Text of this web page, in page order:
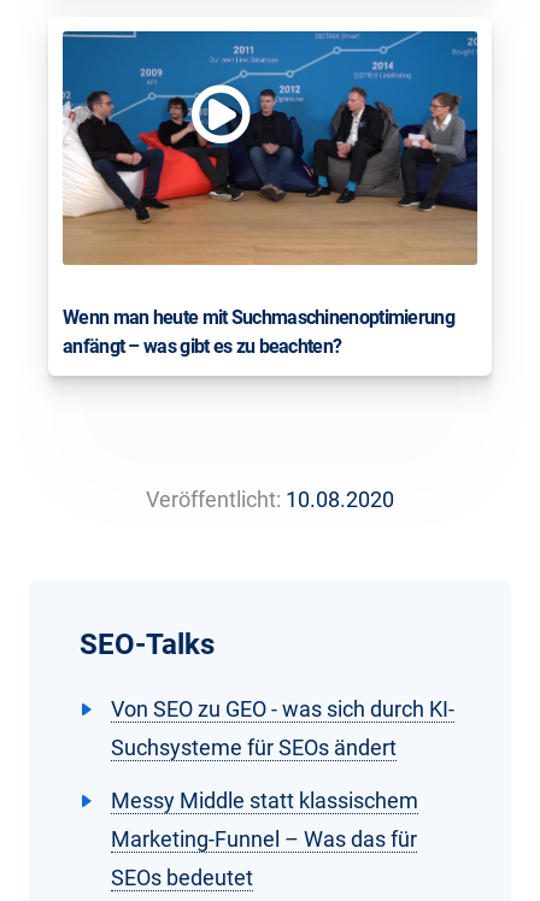
Wenn man heute mit Suchmaschinenoptimierung
anfängt – was gibt es zu beachten?
Veröffentlicht: 10.08.2020
SEO-Talks
Von SEO zu GEO - was sich durch KI-
Suchsysteme für SEOs ändert
Messy Middle statt klassischem
Marketing-Funnel – Was das für
SEOs bedeutet